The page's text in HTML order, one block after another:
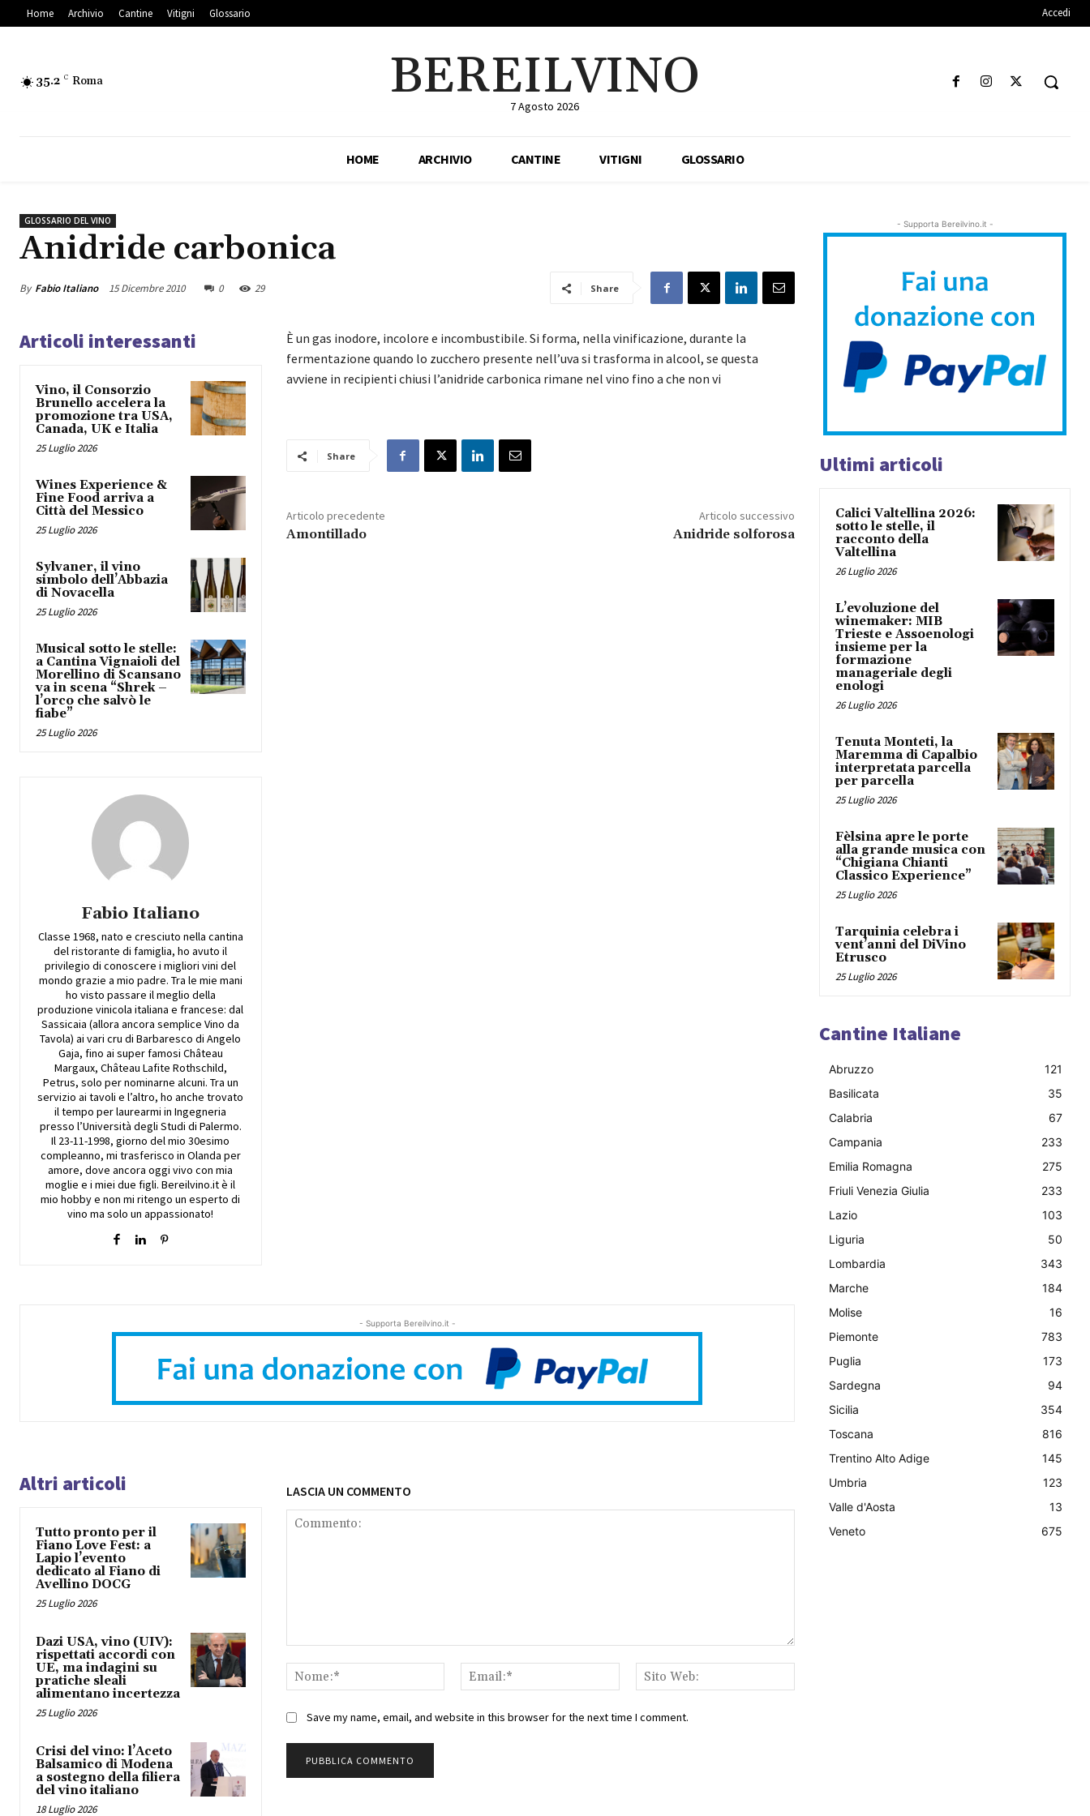
Home Archivio Cantine Vitigni Glossario Accedi
35.2 C Roma BEREILVINO
7 Agosto 2026
HOME ARCHIVIO CANTINE VITIGNI GLOSSARIO
GLOSSARIO DEL VINO
Anidride carbonica
By Fabio Italiano 15 Dicembre 2010 0 29 Share
Articoli interessanti
Vino, il Consorzio
Brunello accelera la
promozione tra USA,
Canada, UK e Italia
25 Luglio 2026
Wines Experience &
Fine Food arriva a
Città del Messico
25 Luglio 2026
Sylvaner, il vino
simbolo dell’Abbazia
di Novacella
25 Luglio 2026
Musical sotto le stelle:
a Cantina Vignaioli del
Morellino di Scansano
va in scena “Shrek –
l’orco che salvò le
fiabe”
25 Luglio 2026
Fabio Italiano
Classe 1968, nato e cresciuto nella cantina
del ristorante di famiglia, ho avuto il
privilegio di conoscere i migliori vini del
mondo grazie a mio padre. Tra le mie mani
ho visto passare il meglio della
produzione vinicola italiana e francese: dal
Sassicaia (allora ancora semplice Vino da
Tavola) ai vari cru di Barbaresco di Angelo
Gaja, fino ai super famosi Château
Margaux, Château Lafite Rothschild,
Petrus, solo per nominarne alcuni. Tra un
servizio ai tavoli e l’altro, ho anche trovato
il tempo per laurearmi in Ingegneria
presso l’Università degli Studi di Palermo.
Il 23-11-1998, giorno del mio 30esimo
compleanno, mi trasferisco in Olanda per
amore, dove ancora oggi vivo con mia
moglie e i miei due figli. Bereilvino.it è il
mio hobby e non mi ritengo un esperto di
vino ma solo un appassionato!
È un gas inodore, incolore e incombustibile. Si forma, nella vinificazione, durante la
fermentazione quando lo zucchero presente nell’uva si trasforma in alcool, se questa
avviene in recipienti chiusi l’anidride carbonica rimane nel vino fino a che non vi
Share
Articolo precedente
Amontillado
Articolo successivo
Anidride solforosa
- Supporta Bereilvino.it -
Altri articoli
Tutto pronto per il
Fiano Love Fest: a
Lapio l’evento
dedicato al Fiano di
Avellino DOCG
25 Luglio 2026
Dazi USA, vino (UIV):
rispettati accordi con
UE, ma indagini su
pratiche sleali
alimentano incertezza
25 Luglio 2026
Crisi del vino: l’Aceto
Balsamico di Modena
a sostegno della filiera
del vino italiano
18 Luglio 2026
LASCIA UN COMMENTO
Nome:*
Email:*
Web:
Save my name, email, and website in this browser for the next time I comment.
- Supporta Bereilvino.it -
Ultimi articoli
Calici Valtellina 2026:
sotto le stelle, il
racconto della
Valtellina
26 Luglio 2026
L’evoluzione del
winemaker: MIB
Trieste e Assoenologi
insieme per la
formazione
manageriale degli
enologi
26 Luglio 2026
Tenuta Monteti, la
Maremma di Capalbio
interpretata parcella
per parcella
25 Luglio 2026
Fèlsina apre le porte
alla grande musica con
“Chigiana Chianti
Classico Experience”
25 Luglio 2026
Tarquinia celebra i
vent’anni del DiVino
Etrusco
25 Luglio 2026
Cantine Italiane
Abruzzo
121
Basilicata
35
Calabria
67
Campania
233
Emilia Romagna
275
Friuli Venezia Giulia
233
Lazio
103
Liguria
50
Lombardia
343
Marche
184
Molise
16
Piemonte
783
Puglia
173
Sardegna
94
Sicilia
354
Toscana
816
Trentino Alto Adige
145
Umbria
123
Valle d'Aosta
13
Veneto
675